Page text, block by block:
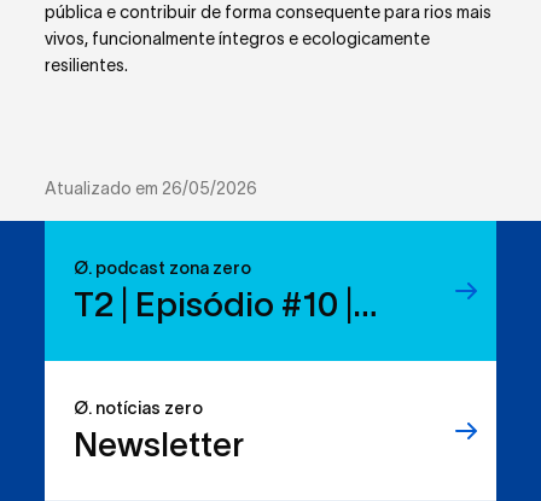
pública e contribuir de forma consequente para rios mais
vivos, funcionalmente íntegros e ecologicamente
resilientes.
Atualizado em 26/05/2026
Ø. podcast zona zero
T2 | Episódio #10 |
sabemos usá-los?
Ø. notícias zero
Newsletter